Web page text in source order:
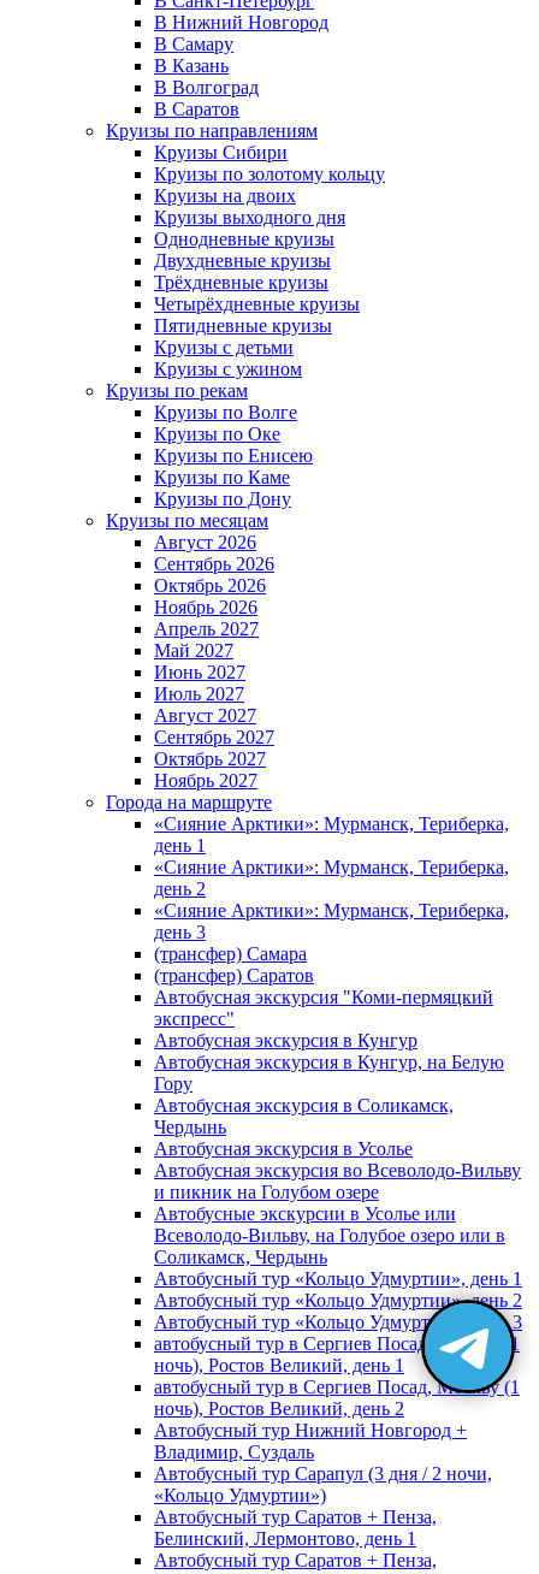
В Нижний Новгород
В Самару
В Казань
В Волгоград
В Саратов
Круизы по направлениям
Круизы Сибири
Круизы по золотому кольцу
Круизы на двоих
Круизы выходного дня
Однодневные круизы
Двухдневные круизы
Трёхдневные круизы
Четырёхдневные круизы
Пятидневные круизы
Круизы с детьми
Круизы с ужином
Круизы по рекам
Круизы по Волге
Круизы по Оке
Круизы по Енисею
Круизы по Каме
Круизы по Дону
Круизы по месяцам
Август 2026
Сентябрь 2026
Октябрь 2026
Ноябрь 2026
Апрель 2027
Май 2027
Июнь 2027
Июль 2027
Август 2027
Сентябрь 2027
Октябрь 2027
Ноябрь 2027
Города на маршруте
«Сияние Арктики»: Мурманск, Териберка,
день 1
«Сияние Арктики»: Мурманск, Териберка,
день 2
«Сияние Арктики»: Мурманск, Териберка,
день 3
(трансфер) Самара
(трансфер) Саратов
Автобусная экскурсия "Коми-пермяцкий
экспресс"
Автобусная экскурсия в Кунгур
Автобусная экскурсия в Кунгур, на Белую
Гору
Автобусная экскурсия в Соликамск,
Чердынь
Автобусная экскурсия в Усолье
Автобусная экскурсия во Всеволодо-Вильву
и пикник на Голубом озере
Автобусные экскурсии в Усолье или
Всеволодо-Вильву, на Голубое озеро или в
Соликамск, Чердынь
Автобусный тур «Кольцо Удмуртии», день 1
Автобусный тур «Кольцо Удмуртии», день 2
Автобусный тур «Кольцо Удмуртии», день 3
автобусный тур в Сергиев Посад, Москву (1
ночь), Ростов Великий, день 1
автобусный тур в Сергиев Посад, Москву (1
ночь), Ростов Великий, день 2
Автобусный тур Нижний Новгород +
Владимир, Суздаль
Автобусный тур Сарапул (3 дня / 2 ночи,
«Кольцо Удмуртии»)
Автобусный тур Саратов + Пенза,
Белинский, Лермонтово, день 1
Автобусный тур Саратов + Пенза,